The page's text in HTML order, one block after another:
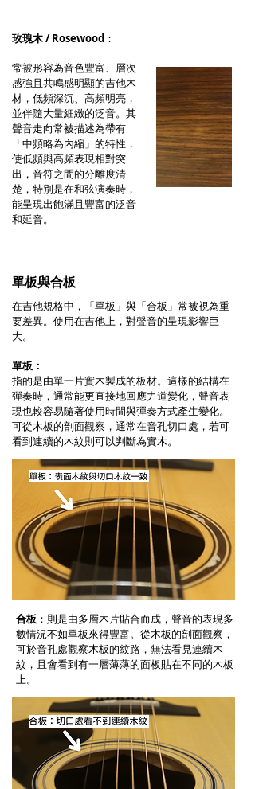
玫瑰木 / Rosewood ：
常被形容為音色豐富、層次
感強且共鳴感明顯的吉他木
材，低頻深沉、高頻明亮，
並伴隨大量細緻的泛音。其
聲音走向常被描述為帶有
「中頻略為內縮」的特性，
使低頻與高頻表現相對突
出，音符之間的分離度清
楚，特別是在和弦演奏時，
能呈現出飽滿且豐富的泛音
和延音。
單板與合板
在吉他規格中，「單板」與「合板」常被視為重
要差異。使用在吉他上，對聲音的呈現影響巨
大。
單板：
指的是由單一片實木製成的板材。這樣的結構在
彈奏時，通常能更直接地回應力道變化，聲音表
現也較容易隨著使用時間與彈奏方式產生變化。
可從木板的剖面觀察，通常在音孔切口處，若可
看到連續的木紋則可以判斷為實木。
合板 ：則是由多層木片貼合而成，聲音的表現多
數情況不如單板來得豐富。從木板的剖面觀察，
可於音孔處觀察木板的紋路，無法看見連續木
紋，且會看到有一層薄薄的面板貼在不同的木板
上。